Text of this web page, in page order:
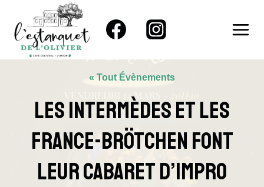
contenu
« Tout Évènements
Les Intermèdes Et Les
France-Brötchen Font
Leur Cabaret D’Impro